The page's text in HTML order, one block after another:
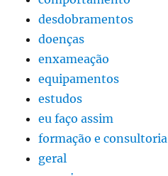
desdobramentos
doenças
enxameação
equipamentos
estudos
eu faço assim
formação e consultoria
geral